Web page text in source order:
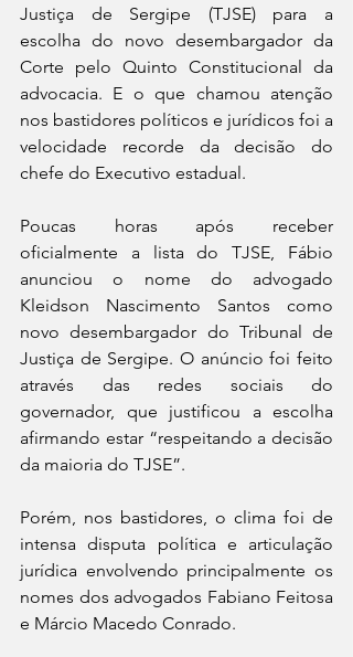
Justiça de Sergipe (TJSE) para a
escolha do novo desembargador da
Corte pelo Quinto Constitucional da
advocacia. E o que chamou atenção
nos bastidores políticos e jurídicos foi a
velocidade recorde da decisão do
chefe do Executivo estadual.
Poucas horas após receber
oficialmente a lista do TJSE, Fábio
anunciou o nome do advogado
Kleidson Nascimento Santos como
novo desembargador do Tribunal de
Justiça de Sergipe. O anúncio foi feito
através das redes sociais do
governador, que justificou a escolha
afirmando estar “respeitando a decisão
da maioria do TJSE”.
Porém, nos bastidores, o clima foi de
intensa disputa política e articulação
jurídica envolvendo principalmente os
nomes dos advogados Fabiano Feitosa
e Márcio Macedo Conrado.